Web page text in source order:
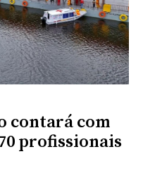
contará com
profissionais